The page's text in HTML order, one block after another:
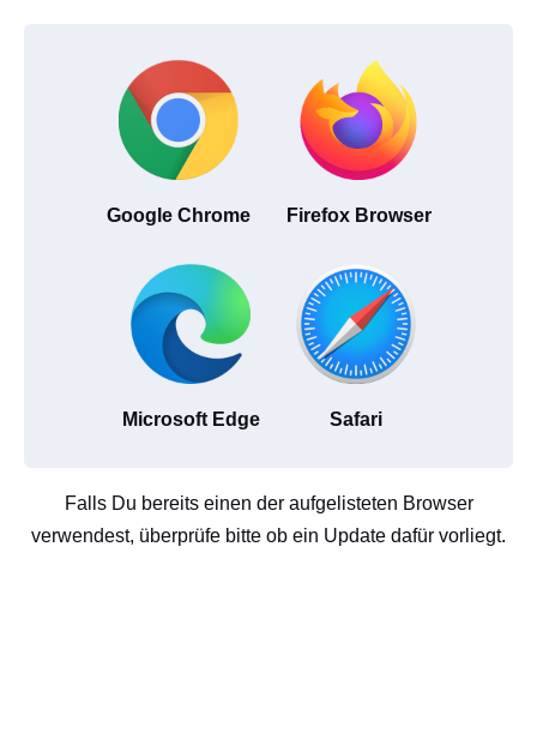
Google Chrome Firefox Browser
Microsoft Edge Safari
Falls Du bereits einen der aufgelisteten Browser
verwendest, überprüfe bitte ob ein Update dafür vorliegt.